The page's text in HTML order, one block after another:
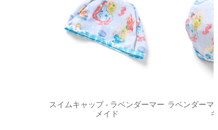
スイムキャップ - ラベンダーマー
メイド
ラベンダーマ